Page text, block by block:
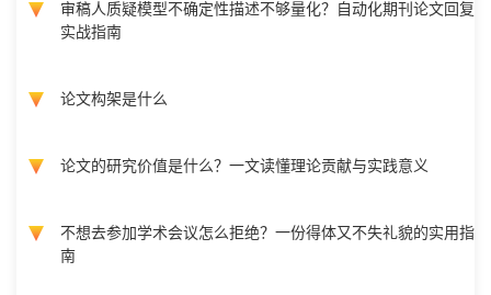
审稿人质疑模型不确定性描述不够量化？自动化期刊论文回复
实战指南
论文构架是什么
论文的研究价值是什么？一文读懂理论贡献与实践意义
不想去参加学术会议怎么拒绝？一份得体又不失礼貌的实用指
南